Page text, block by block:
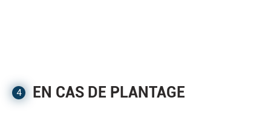
4 EN CAS DE PLANTAGE